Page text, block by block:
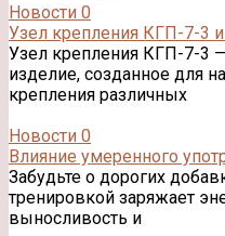
Новости 0
Узел крепления КГП-7-3 и
Узел крепления КГП-7-3
изделие, созданное для
крепления различных
Новости 0
Влияние умеренного
Забудьте о дорогих
тренировкой заряжает
выносливость и